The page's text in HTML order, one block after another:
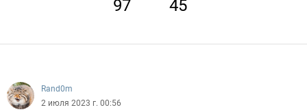
97 45
Rand0m
2 июля 2023 г. 00:56